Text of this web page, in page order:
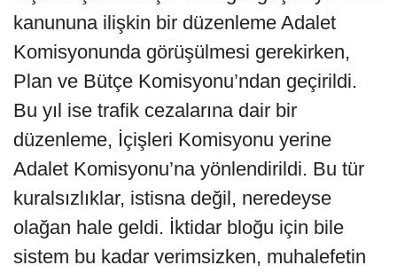
kanununa ilişkin bir düzenleme Adalet
Komisyonunda görüşülmesi gerekirken,
Plan ve Bütçe Komisyonu’ndan geçirildi.
Bu yıl ise trafik cezalarına dair bir
düzenleme, İçişleri Komisyonu yerine
Adalet Komisyonu’na yönlendirildi. Bu tür
kuralsızlıklar, istisna değil, neredeyse
olağan hale geldi. İktidar bloğu için bile
sistem bu kadar verimsizken, muhalefetin